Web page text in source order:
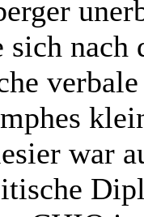
sich nach
war